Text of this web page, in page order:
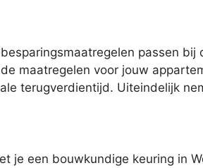
passen
maatregelen voor jouw
terugverdientijd. Uiteindelijk
je een bouwkundige keuring in